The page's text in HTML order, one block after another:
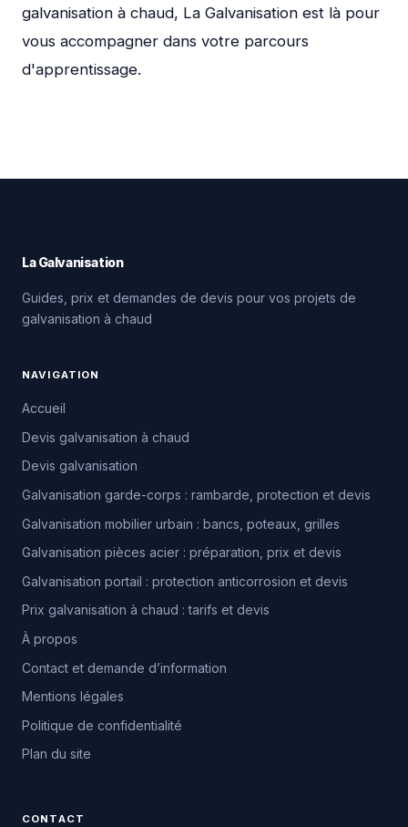
galvanisation à chaud, La Galvanisation est là pour
vous accompagner dans votre parcours
d'apprentissage.
La Galvanisation
Guides, prix et demandes de devis pour vos projets de
galvanisation à chaud
NAVIGATION
Accueil
Devis galvanisation à chaud
Devis galvanisation
Galvanisation garde-corps : rambarde, protection et devis
Galvanisation mobilier urbain : bancs, poteaux, grilles
Galvanisation pièces acier : préparation, prix et devis
Galvanisation portail : protection anticorrosion et devis
Prix galvanisation à chaud : tarifs et devis
À propos
Contact et demande d’information
Mentions légales
Politique de confidentialité
Plan du site
CONTACT